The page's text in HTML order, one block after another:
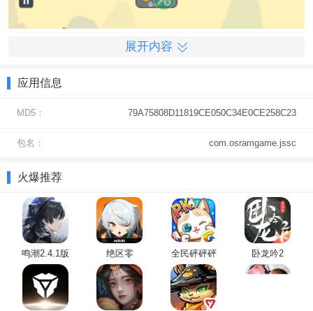
3、在赛道上千万要谨慎，保持车辆平衡，避免翻车。努力完成比
展开内容
应用信息
MD5： 79A75808D11819CE050C34E0CE258C23
包名： com.osramgame.jssc
火爆推荐
鸣潮2.4.1版 绝区零 全民砰砰砰 卧龙吟2